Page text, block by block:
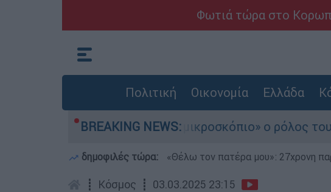
Φωτιά τώρα στο
Πολιτική Οικονομία Ελλάδα
BREAKING NEWS:
στην Πάρο - Στο «μικροσκόπιο» ο ρόλος του
δημοφιλές τώρα: «Θέλω τον πατέρα μου»: 27χρονη
┋ Κόσμος ┋ 03.03.2025 23:15